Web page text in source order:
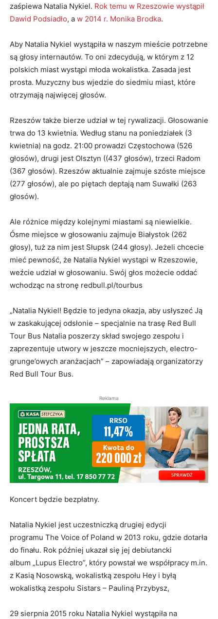
zaśpiewa Natalia Nykiel. Rok temu w Rzeszowie wystąpił
Dawid Podsiadło, a w 2014 r. Monika Brodka.
Aby Natalia Nykiel wystąpiła w naszym mieście potrzebne
są głosy internautów. To oni zdecydują, w którym z 12
polskich miast wystąpi młoda wokalistka. Zasada jest
prosta. Muzyczny bus wjedzie do siedmiu miast, które
otrzymają najwięcej głosów.
Rzeszów także bierze udział w tej rywalizacji. Głosowanie
trwa do 13 kwietnia. Według stanu na poniedziałek (3
kwietnia) na godz. 21:00 prowadzi Częstochowa (526
głosów), drugi jest Olsztyn ((437 głosów), trzeci Radom
(367 głosów). Rzeszów aktualnie zajmuje szóste miejsce
(277 głosów), ale po piętach deptają nam Suwałki (263
głosów).
Ale różnice między kolejnymi miastami są niewielkie.
Ósme miejsce w głosowaniu zajmuje Białystok (262
głosy), tuż za nim jest Słupsk (244 głosy). Jeżeli chcecie
mieć pewność, że Natalia Nykiel wystąpi w Rzeszowie,
weźcie udział w głosowaniu. Swój głos możecie oddać
wchodząc na stronę redbull.pl/tourbus
„Natalia Nykiel! Będzie to jedyna okazja, aby usłyszeć Ją
w zaskakującej odsłonie – specjalnie na trasę Red Bull
Tour Bus Natalia poszerzy skład swojego zespołu i
zaprezentuje utwory w jeszcze mocniejszych, electro-
grunge’owych aranżacjach” – zapowiadają organizatorzy
Red Bull Tour Bus.
Reklama
Koncert będzie bezpłatny.
Natalia Nykiel jest uczestniczką drugiej edycji
programu The Voice of Poland w 2013 roku, gdzie dotarła
do finału. Rok później ukazał się jej debiutancki
album „Lupus Electro”, który powstał we współpracy m.in.
z Kasią Nosowską, wokalistką zespołu Hey i byłą
wokalistką zespołu Sistars – Pauliną Przybysz,
29 sierpnia 2015 roku Natalia Nykiel wystąpiła na